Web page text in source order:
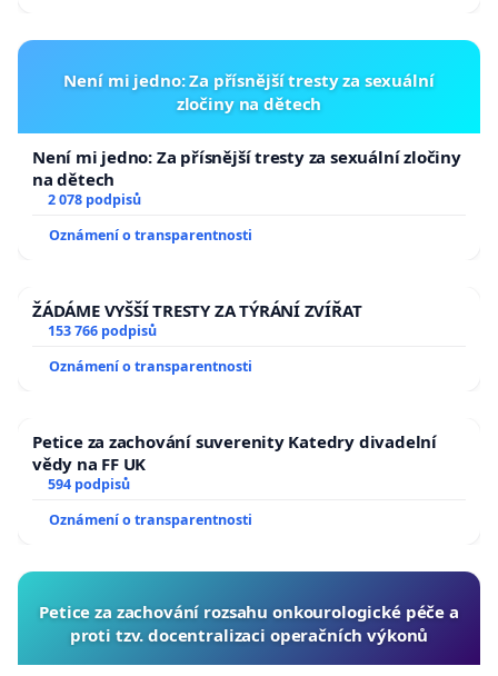
Není mi jedno: Za přísnější tresty za sexuální
zločiny na dětech
Není mi jedno: Za přísnější tresty za sexuální zločiny
na dětech
2 078 podpisů
Oznámení o transparentnosti
ŽÁDÁME VYŠŠÍ TRESTY ZA TÝRÁNÍ ZVÍŘAT
153 766 podpisů
Oznámení o transparentnosti
Petice za zachování suverenity Katedry divadelní
vědy na FF UK
594 podpisů
Oznámení o transparentnosti
Petice za zachování rozsahu onkourologické péče a
proti tzv. docentralizaci operačních výkonů